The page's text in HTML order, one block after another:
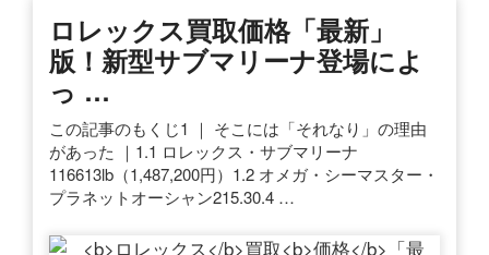
ロレックス買取価格「最新」
版！ 新型サブマリーナ登場によ
っ …
この記事のもくじ1 ｜ そこには「それなり」の理由
があった ｜1.1 ロレックス・サブマリーナ
116613lb（1,487,200円）1.2 オメガ・シーマスター・
プラネットオーシャン215.30.4 …